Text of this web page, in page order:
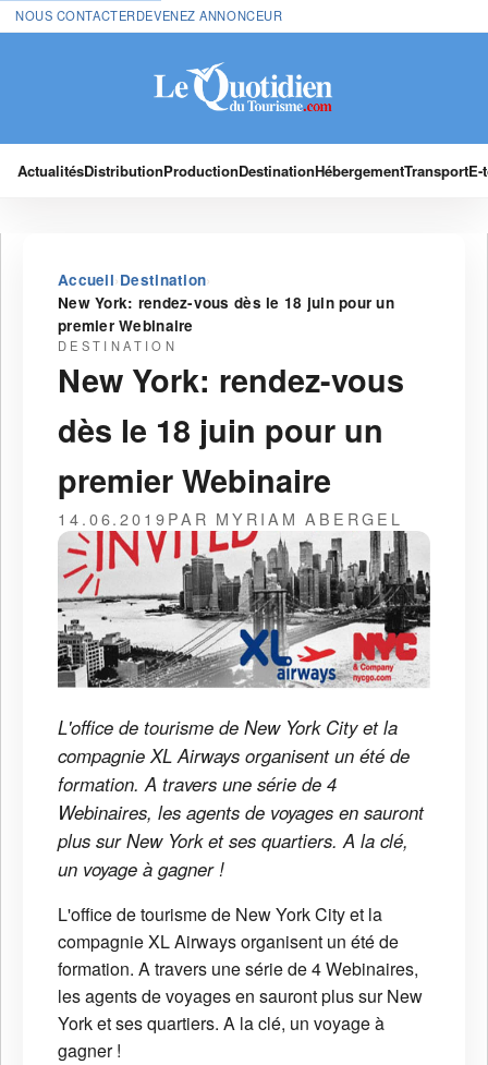
NOUS CONTACTERDEVENEZ ANNONCEUR
ActualitésDistributionProductionDestinationHébergementTransport
Accueil›Destination›
New York: rendez-vous dès le 18 juin pour un
premier Webinaire
DESTINATION
New York: rendez-vous
dès le 18 juin pour un
premier Webinaire
14.06.2019PAR MYRIAM ABERGEL
L'office de tourisme de New York City et la
compagnie XL Airways organisent un été de
formation. A travers une série de 4
Webinaires, les agents de voyages en sauront
plus sur New York et ses quartiers. A la clé,
un voyage à gagner !
L'office de tourisme de New York City et la
compagnie XL Airways organisent un été de
formation. A travers une série de 4 Webinaires,
les agents de voyages en sauront plus sur New
York et ses quartiers. A la clé, un voyage à
gagner !